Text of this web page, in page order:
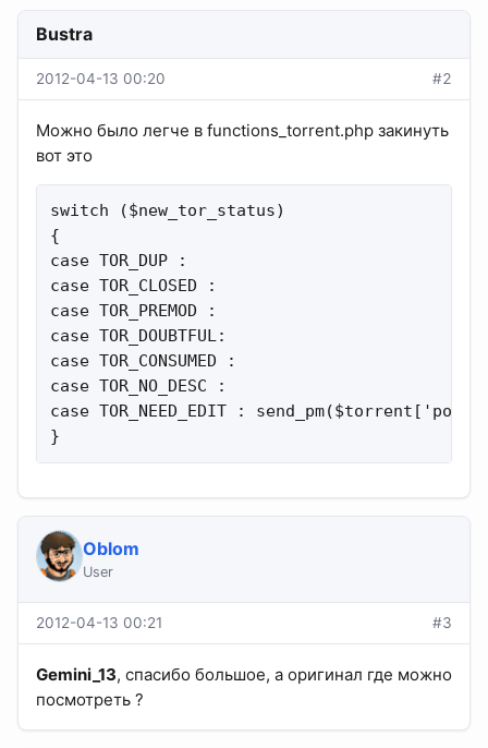
Bustra
2012-04-13 00:20 #2
Можно было легче в functions_torrent.php закинуть
вот это
switch ($new_tor_status)
{
case TOR_DUP :
case TOR_CLOSED :
case TOR_PREMOD :
case TOR_DOUBTFUL:
case TOR_CONSUMED :
case TOR_NO_DESC :
case TOR_NEED_EDIT :
}
Oblom
User
2012-04-13 00:21 #3
Gemini_13, спасибо большое, а оригинал где можно
посмотреть ?